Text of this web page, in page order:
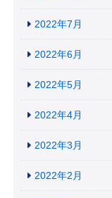
2022年7月
2022年6月
2022年5月
2022年4月
2022年3月
2022年2月